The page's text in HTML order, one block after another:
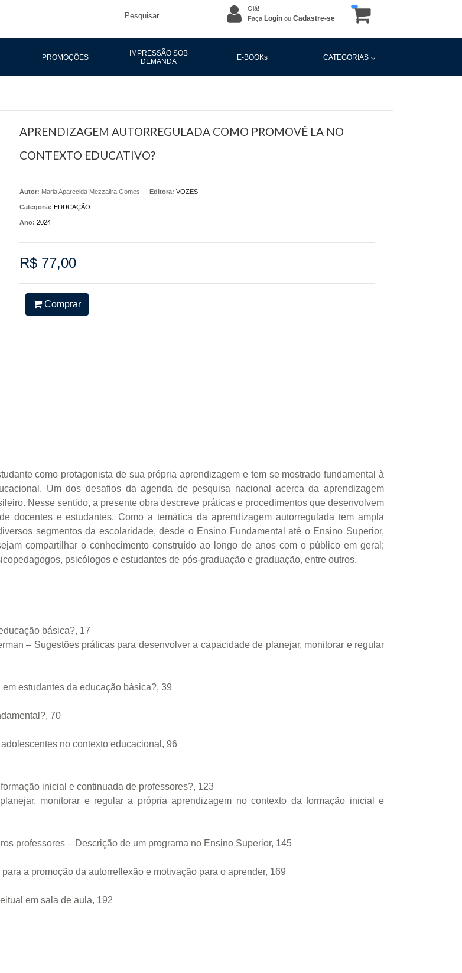
Pesquisar
Olá!
Faça Login ou Cadastre-se
PROMOÇÕES
IMPRESSÃO SOB
DEMANDA
E-BOOKs CATEGORIAS
APRENDIZAGEM AUTORREGULADA COMO PROMOVÊ LA NO
CONTEXTO EDUCATIVO?
Autor: Maria Aparecida Mezzalira Gomes | Editora: VOZES
Categoria: EDUCAÇÃO
Ano: 2024
R$ 77,00
Comprar
como protagonista de sua própria aprendizagem e tem se mostrado fundamental à
Um dos desafios da agenda de pesquisa nacional acerca da aprendizagem
Nesse sentido, a presente obra descreve práticas e procedimentos que desenvolvem
docentes e estudantes. Como a temática da aprendizagem autorregulada tem ampla
segmentos da escolaridade, desde o Ensino Fundamental até o Ensino Superior,
compartilhar o conhecimento construído ao longo de anos com o público em geral;
psicólogos e estudantes de pós-graduação e graduação, entre outros.
básica?, 17
– Sugestões práticas para desenvolver a capacidade de planejar, monitorar e regular
estudantes da educação básica?, 39
70
no contexto educacional, 96
inicial e continuada de professores?, 123
monitorar e regular a própria aprendizagem no contexto da formação inicial e
professores – Descrição de um programa no Ensino Superior, 145
a promoção da autorreflexão e motivação para o aprender, 169
em sala de aula, 192